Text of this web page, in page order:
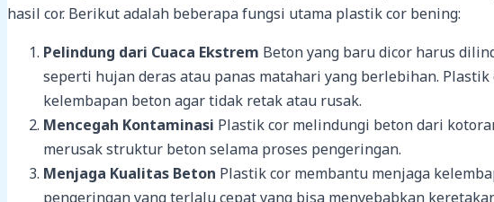
hasil cor. Berikut adalah beberapa fungsi utama plastik cor bening:
Pelindung dari Cuaca Ekstrem Beton yang baru dicor harus
seperti hujan deras atau panas matahari yang berlebihan.
kelembapan beton agar tidak retak atau rusak.
Mencegah Kontaminasi Plastik cor melindungi beton dari
merusak struktur beton selama proses pengeringan.
Menjaga Kualitas Beton Plastik cor membantu menjaga
pengeringan yang terlalu cepat yang bisa menyebabkan